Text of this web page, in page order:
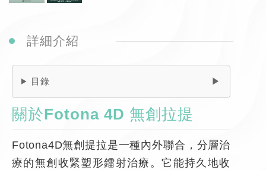
詳細介紹
目錄
關於Fotona 4D 無創拉提
Fotona4D無創提拉是一種內外聯合，分層治
療的無創收緊塑形鐳射治療。它能持久地收